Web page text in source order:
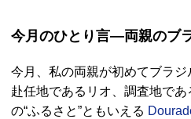
今月のひとり言—両親のブ
今月、私の両親が初めてブラ
赴任地であるリオ、調査地で
の“ふるさと”ともいえる